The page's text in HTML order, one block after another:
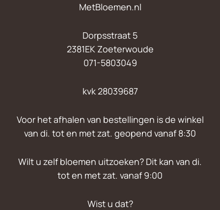
MetBloemen.nl
Dorpsstraat 5
2381EK Zoeterwoude
071-5803049
kvk 28039687
Voor het afhalen van bestellingen is de winkel
van di. tot en met zat. geopend vanaf 8:30
Wilt u zelf bloemen uitzoeken? Dit kan van di.
tot en met zat. vanaf 9:00
Wist u dat?